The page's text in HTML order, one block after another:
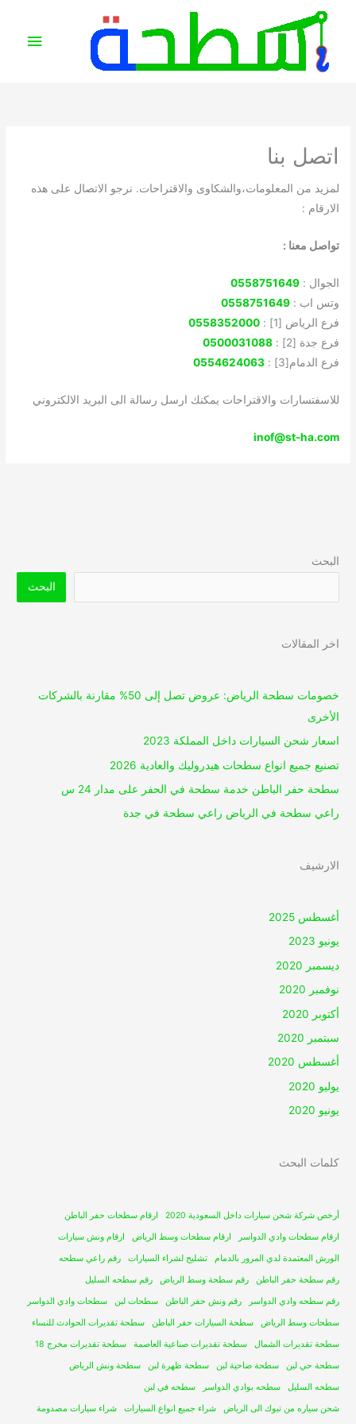
المحتوى
اتصل بنا
لمزيد من المعلومات،والشكاوى والاقتراحات. نرجو الاتصال على هذه
الارقام :
تواصل معنا :
الجوال :0558751649
وتس اب :0558751649
فرع الرياض [1] :
0558352000
فرع جدة [2] :
0500031088
فرع الدمام[3] :
0554624063‬
للاسفتسارات والاقتراحات يمكنك ارسل رسالة الى البريد الالكتروني
inof@st-ha.com
البحث
البحث
اخر المقالات
خصومات سطحة الرياض: عروض تصل إلى 50% مقارنة بالشركات
الأخرى
اسعار شحن السيارات داخل المملكة 2023
تصنيع جميع انواع سطحات هيدروليك والعادية 2026
سطحة حفر الباطن خدمة سطحة في الحفر على مدار 24 س
راعي سطحة في الرياض راعي سطحة في جدة
الارشيف
أغسطس 2025
يونيو 2023
ديسمبر 2020
نوفمبر 2020
أكتوبر 2020
سبتمبر 2020
أغسطس 2020
يوليو 2020
يونيو 2020
كلمات البحث
أرخص شركة شحن سيارات داخل السعودية 2020 ارقام سطحات حفر الباطن
ارقام سطحات وادي الدواسر ارقام سطحات وسط الرياض ارقام ونش سيارات
الورش المعتمدة لدي المرور بالدمام تشليح لشراء السيارات رقم راعي سطحه
رقم سطحة حفر الباطن رقم سطحة وسط الرياض رقم سطحه السليل
رقم سطحه وادي الدواسر رقم ونش حفر الباطن سطحات لبن سطحات وادي الدواسر
سطحات وسط الرياض سطحة السيارات حفر الباطن سطحة تقديرات الحوادث للنساء
سطحة تقديرات الشمال سطحة تقديرات صناعية العاصمة سطحة تقديرات مخرج 18
سطحة حي لبن سطحة ضاحية لبن سطحة ظهرة لبن سطحة ونش الرياض
سطحه السليل سطحه بوادي الدواسر سطحه في لبن
شحن سياره من تبوك الى الرياض شراء جميع انواع السيارات شراء سيارات مصدومة